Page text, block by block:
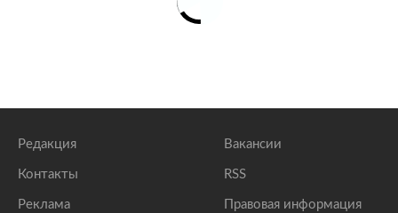
Редакция
Контакты
Реклама
Вакансии
RSS
Правовая информация